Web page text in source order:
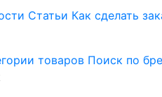
Статьи Как сделать
товаров Поиск по